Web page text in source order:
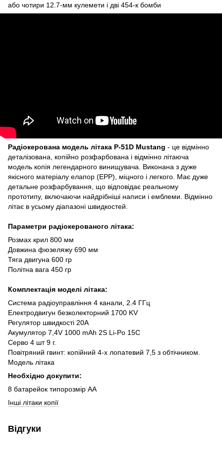
або чотири 12.7-мм кулемети і дві 454-к бомби
Радіокерована модель літака P-51D Mustang - це відмінно
деталізована, копійно розфарбована і відмінно літаюча
модель копія легендарного винищувача. Виконана з дуже
якісного матеріалу елапор (EPP), міцного і легкого. Має дуже
детальне розфарбування, що відповідає реальному
прототипу, включаючи найдрібніші написи і емблеми. Відмінно
літає в усьому діапазоні швидкостей.
Параметри радіокерованого літака:
Розмах крил 800 мм
Довжина фюзеляжу 690 мм
Тяга двигуна 600 гр
Політна вага 450 гр
Комплектація моделі літака:
Система радіоуправління 4 канали, 2.4 ГГц
Електродвигун безколекторний 1700 KV
Регулятор швидкості 20A
Акумулятор 7,4V 1000 mAh 2S Li-Po 15C
Серво 4 шт 9 г.
Повітряний гвинт: копійний 4-х лопатевий 7,5 з обтічником.
Модель літака
Необхідно докупити:
8 батарейок типорозмір AA
Інші літаки копії
Відгуки